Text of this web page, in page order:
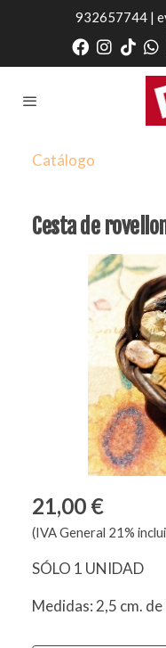
932657744 |
Catálogo
Cesta de
21,00 €
(IVA General 21%
SÓLO 1 UNIDAD
Medidas: 2,5 cm.